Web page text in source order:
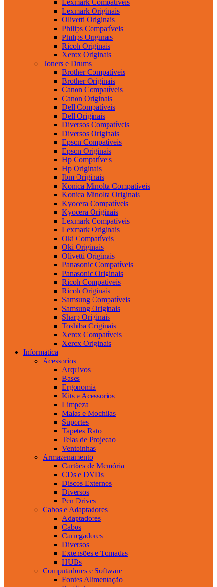
Lexmark Compatíveis
Lexmark Originais
Olivetti Originais
Philips Compatíveis
Philips Originais
Ricoh Originais
Xerox Originais
Toners e Drums
Brother Compatíveis
Brother Originais
Canon Compatíveis
Canon Originais
Dell Compatíveis
Dell Originais
Diversos Compatíveis
Diversos Originais
Epson Compatíveis
Epson Originais
Hp Compatíveis
Hp Originais
Ibm Originais
Konica Minolta Compatíveis
Konica Minolta Originais
Kyocera Compatíveis
Kyocera Originais
Lexmark Compatíveis
Lexmark Originais
Oki Compatíveis
Oki Originais
Olivetti Originais
Panasonic Compatíveis
Panasonic Originais
Ricoh Compatíveis
Ricoh Originais
Samsung Compatíveis
Samsung Originais
Sharp Originais
Toshiba Originais
Xerox Compatíveis
Xerox Originais
Informática
Acessorios
Arquivos
Bases
Ergonomia
Kits e Acessorios
Limpeza
Malas e Mochilas
Suportes
Tapetes Rato
Telas de Projecao
Ventoinhas
Armazenamento
Cartões de Memória
CDs e DVDs
Discos Externos
Diversos
Pen Drives
Cabos e Adaptadores
Adaptadores
Cabos
Carregadores
Diversos
Extensões e Tomadas
HUBs
Computadores e Software
Fontes Alimentação